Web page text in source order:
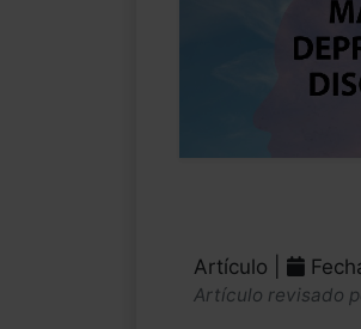
Artículo |
Artículo revisado